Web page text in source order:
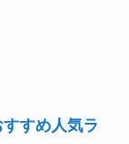
すめ人気ラ